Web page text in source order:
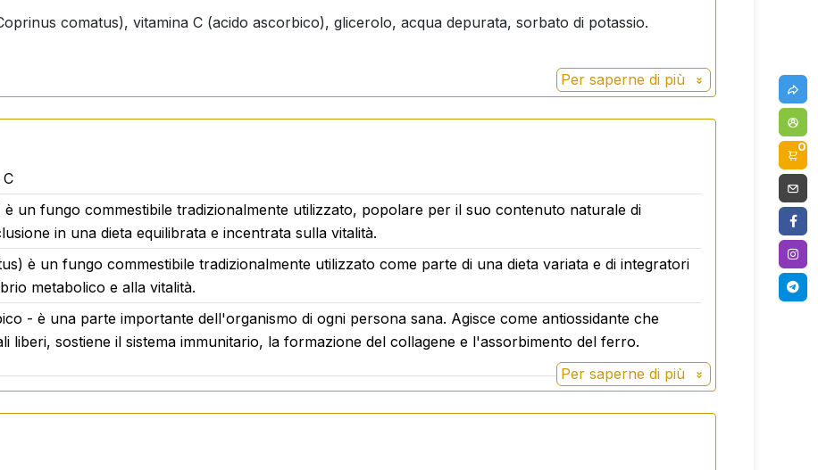
comatus), vitamina C (acido ascorbico), glicerolo, acqua depurata, sorbato di potassio.
Non va inteso come sostituto di una dieta varia.
anni. Conservare fuori dalla portata dei bambini, in un luogo asciutto e buio, a una temperatura
Per saperne di più
un fungo commestibile tradizionalmente utilizzato, popolare per il suo contenuto naturale di
in una dieta equilibrata e incentrata sulla vitalità.
è un fungo commestibile tradizionalmente utilizzato come parte di una dieta variata e di integratori
metabolico e alla vitalità.
- è una parte importante dell'organismo di ogni persona sana. Agisce come antiossidante che
liberi, sostiene il sistema immunitario, la formazione del collagene e l'assorbimento del ferro.
Per saperne di più
0